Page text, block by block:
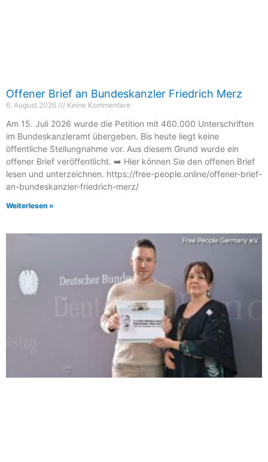
Offener Brief an Bundeskanzler Friedrich Merz
6. August 2026 Keine Kommentare
Am 15. Juli 2026 wurde die Petition mit 460.000 Unterschriften
im Bundeskanzleramt übergeben. Bis heute liegt keine
öffentliche Stellungnahme vor. Aus diesem Grund wurde ein
offener Brief veröffentlicht. ➡️ Hier können Sie den offenen Brief
lesen und unterzeichnen. https://free-people.online/offener-brief-
an-bundeskanzler-friedrich-merz/
Weiterlesen »